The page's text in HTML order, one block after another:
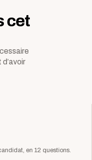
cet
en 12 questions.